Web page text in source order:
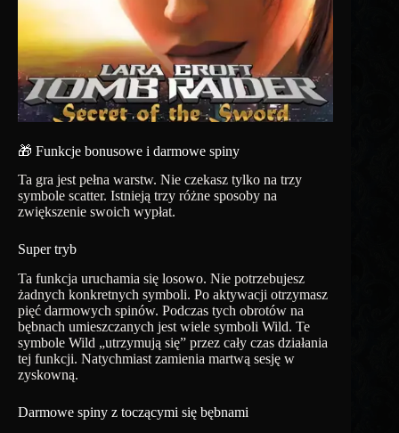
🎁 Funkcje bonusowe i darmowe spiny
Ta gra jest pełna warstw. Nie czekasz tylko na trzy
symbole scatter. Istnieją trzy różne sposoby na
zwiększenie swoich wypłat.
Super tryb
Ta funkcja uruchamia się losowo. Nie potrzebujesz
żadnych konkretnych symboli. Po aktywacji otrzymasz
pięć darmowych spinów. Podczas tych obrotów na
bębnach umieszczanych jest wiele symboli Wild. Te
symbole Wild „utrzymują się” przez cały czas działania
tej funkcji. Natychmiast zamienia martwą sesję w
zyskowną.
Darmowe spiny z toczącymi się bębnami